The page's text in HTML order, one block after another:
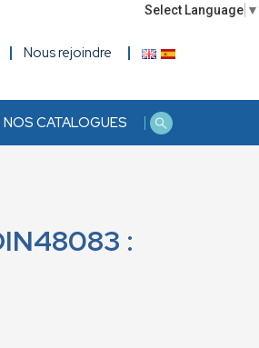
Select Language ▼
Nous rejoindre
NOS CATALOGUES
: